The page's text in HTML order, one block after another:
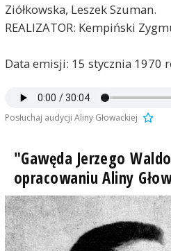
Ziółkowska, Leszek Szuman.
REALIZATOR: Kempiński
Data emisji: 15 stycznia 1970
Posłuchaj audycji Aliny Głowackiej
"Gawęda Jerzego
opracowaniu Aliny